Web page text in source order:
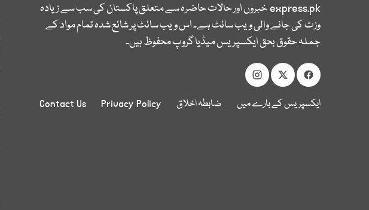
express.pkخبروں اور حالات حاضرہ سے متعلق پاکستان کی سب سے زیادہ
وزٹ کی جانے والی ویب سائٹ ہے۔ اس ویب سائٹ پر شائع شدہ تمام مواد کے
جملہ حقوق بحق ایکسپریس میڈیا گروپ محفوظ ہیں۔
ایکسپریس کے بارے میں ضابطہ اخلاق Privacy Policy
Contact Us